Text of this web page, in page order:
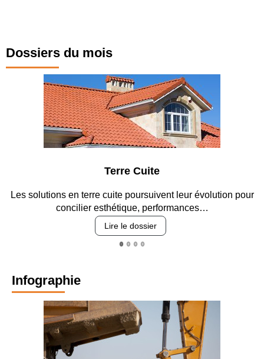
Dossiers du mois
Terre Cuite
en terre cuite poursuivent leur évolution pour
concilier esthétique, performances…
Lire le dossier
Infographie